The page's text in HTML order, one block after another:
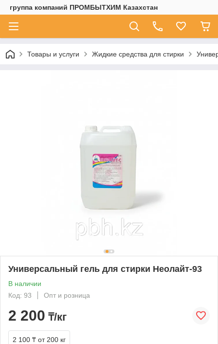
группа компаний ПРОМБЫТХИМ Казахстан
Товары и услуги Жидкие средства для стирки
Универсальный гель для стирки Неолайт-93
В наличии
Код: 93
Опт и розница
2 200 ₸/кг
2 100 ₸ от 200 кг